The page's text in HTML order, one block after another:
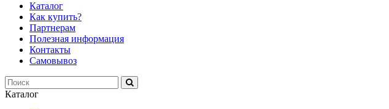
Каталог
Как купить?
Партнерам
Полезная информация
Контакты
Самовывоз
Каталог